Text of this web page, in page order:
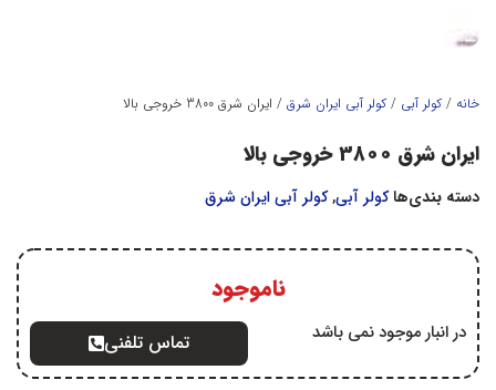
خانه / کولر آبي / کولر آبي ايران شرق / ایران شرق 3800 خروجی بالا
ایران شرق 3800 خروجی بالا
دسته بندی‌ها کولر آبي,کولر آبي ايران شرق
ناموجود
در انبار موجود نمی باشد تماس تلفنی